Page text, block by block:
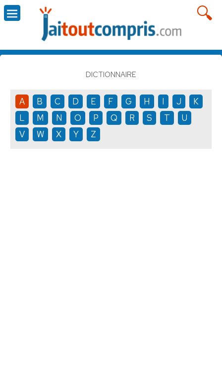
DICTIONNAIRE
A B C D E F G H I J
K
L
M N O P Q R S T
U
V
W X Y Z